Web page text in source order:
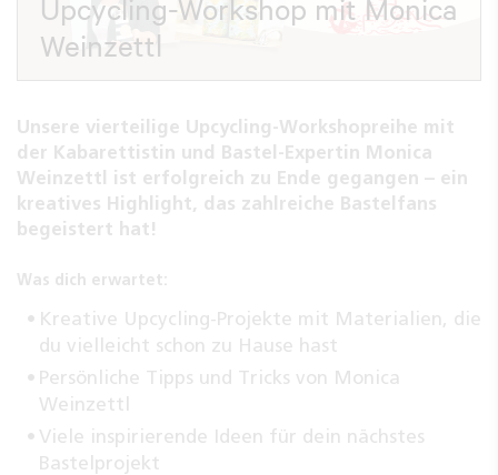
Upcycling-Workshop mit Monica
Weinzettl
Unsere vierteilige Upcycling-Workshopreihe mit
der Kabarettistin und Bastel-Expertin Monica
Weinzettl ist erfolgreich zu Ende gegangen – ein
kreatives Highlight, das zahlreiche Bastelfans
begeistert hat!
Was dich erwartet:
Kreative Upcycling-Projekte mit Materialien, die
du vielleicht schon zu Hause hast
Persönliche Tipps und Tricks von Monica
Weinzettl
Viele inspirierende Ideen für dein nächstes
Bastelprojekt